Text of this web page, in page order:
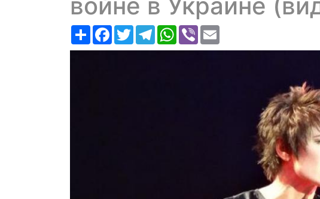
РесурсFacebook
TwitterTelegramWhatsApp
Viber